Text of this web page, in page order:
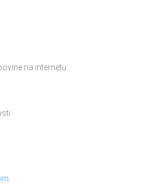
na internetu